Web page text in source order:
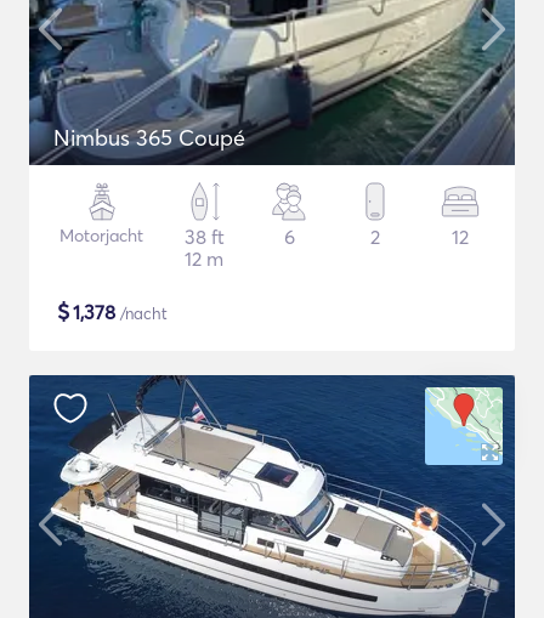
Nimbus 365 Coupé
Motorjacht
38 ft
12 m
6 2 12
$1,378 /nacht